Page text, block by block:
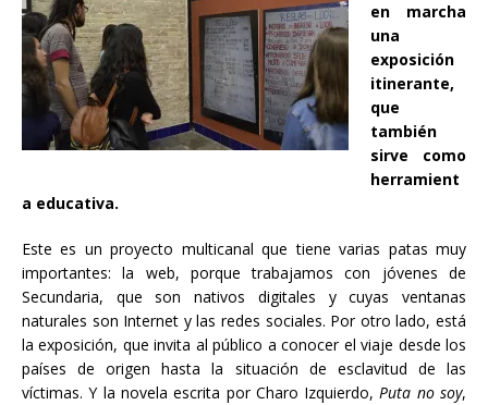
en marcha
una
exposición
itinerante,
que
también
sirve como
herramient
a educativa.
Este es un proyecto multicanal que tiene varias patas muy
importantes: la web, porque trabajamos con jóvenes de
Secundaria, que son nativos digitales y cuyas ventanas
naturales son Internet y las redes sociales. Por otro lado, está
la exposición, que invita al público a conocer el viaje desde los
países de origen hasta la situación de esclavitud de las
víctimas. Y la novela escrita por Charo Izquierdo,Puta no soy,